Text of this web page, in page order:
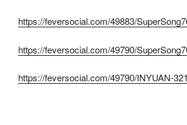
https://feversocial.com/49883/
https://feversocial.com/49790/
https://feversocial.com/49790/INYUAN-